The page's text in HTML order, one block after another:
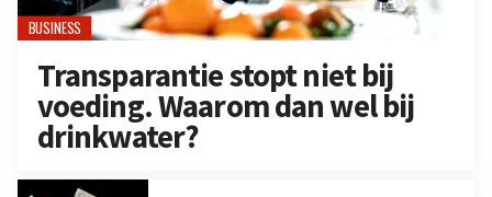
BUSINESS
Transparantie stopt niet bij
voeding. Waarom dan wel bij
drinkwater?